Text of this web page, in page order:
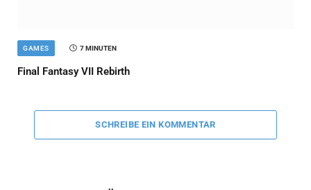
GAMES 7 MINUTEN
Final Fantasy VII Rebirth
SCHREIBE EIN KOMMENTAR